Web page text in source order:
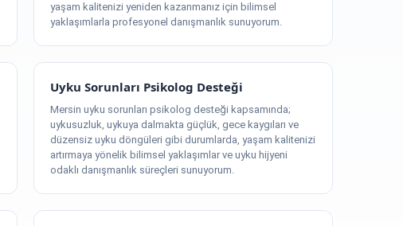
yaşam kalitenizi yeniden kazanmanız için bilimsel
yaklaşımlarla profesyonel danışmanlık sunuyorum.
Uyku Sorunları Psikolog Desteği
Mersin uyku sorunları psikolog desteği kapsamında;
uykusuzluk, uykuya dalmakta güçlük, gece kaygıları ve
düzensiz uyku döngüleri gibi durumlarda, yaşam kalitenizi
artırmaya yönelik bilimsel yaklaşımlar ve uyku hijyeni
odaklı danışmanlık süreçleri sunuyorum.